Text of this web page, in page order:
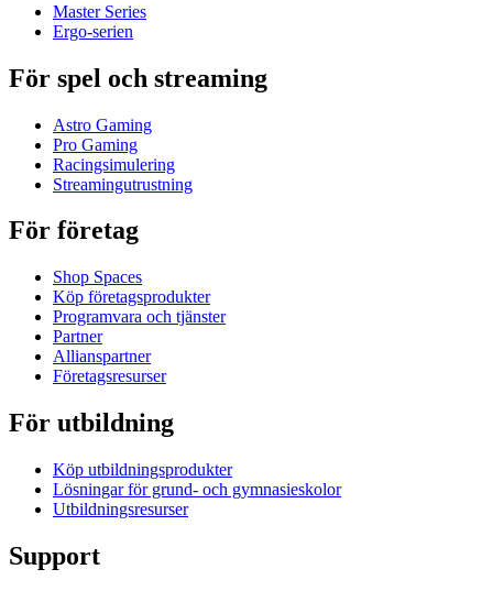
Master Series
Ergo-serien
För spel och streaming
Astro Gaming
Pro Gaming
Racingsimulering
Streamingutrustning
För företag
Shop Spaces
Köp företagsprodukter
Programvara och tjänster
Partner
Allianspartner
Företagsresurser
För utbildning
Köp utbildningsprodukter
Lösningar för grund- och gymnasieskolor
Utbildningsresurser
Support